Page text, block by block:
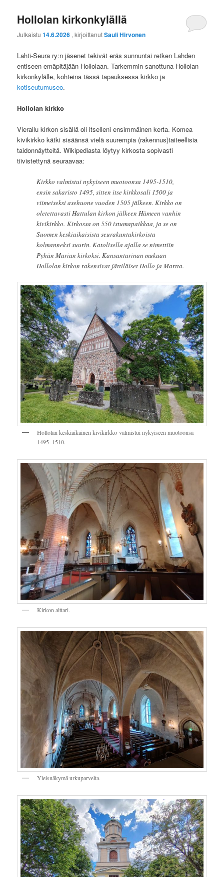
Hollolan kirkonkylällä
Julkaistu14.6.2026 , kirjoittanutSauli Hirvonen
Lahti-Seura ry:n jäsenet tekivät eräs sunnuntai retken Lahden
entiseen emäpitäjään Hollolaan. Tarkemmin sanottuna Hollolan
kirkonkylälle, kohteina tässä tapauksessa kirkko ja
kotiseutumuseo.
Hollolan kirkko
Vierailu kirkon sisällä oli itselleni ensimmäinen kerta. Komea
kivikirkko kätki sisäänsä vielä suurempia (rakennus)taiteellisia
taidonnäytteitä. Wikipediasta löytyy kirkosta sopivasti
tiivistettynä seuraavaa:
Kirkko valmistui nykyiseen muotoonsa 1495-1510,
ensin sakaristo 1495, sitten itse kirkkosali 1500 ja
viimeiseksi asehuone vuoden 1505 jälkeen. Kirkko on
oletettavasti Hattulan kirkon jälkeen Hämeen vanhin
kivikirkko. Kirkossa on 550 istumapaikkaa, ja se on
Suomen keskiaikaisista seurakuntakirkoista
kolmanneksi suurin. Katolisella ajalla se nimettiin
Pyhän Marian kirkoksi. Kansantarinan mukaan
Hollolan kirkon rakensivat jättiläiset Hollo ja Martta.
Hollolan keskiaikainen kivikirkko valmistui nykyiseen muotoonsa
1495–1510.
Kirkon alttari.
Yleisnäkymä urkuparvelta.